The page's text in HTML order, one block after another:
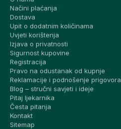
Načini plaćanja
Dostava
Upit o dodatnim količinama
Uvjeti korištenja
Izjava o privatnosti
Sigurnost kupovine
Registracija
Pravo na odustanak od kupnje
Reklamacije i podnošenje prigovora
Blog – stručni savjeti i ideje
Pitaj ljekarnika
Česta pitanja
Kontakt
Sitemap